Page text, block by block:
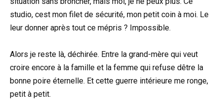
studio, cest mon filet de sécurité, mon petit coin à moi. Le
leur donner après tout ce mépris ? Impossible.
Alors je reste là, déchirée. Entre la grand-mère qui veut
croire encore à la famille et la femme qui refuse dêtre la
bonne poire éternelle. Et cette guerre intérieure me ronge,
petit à petit.